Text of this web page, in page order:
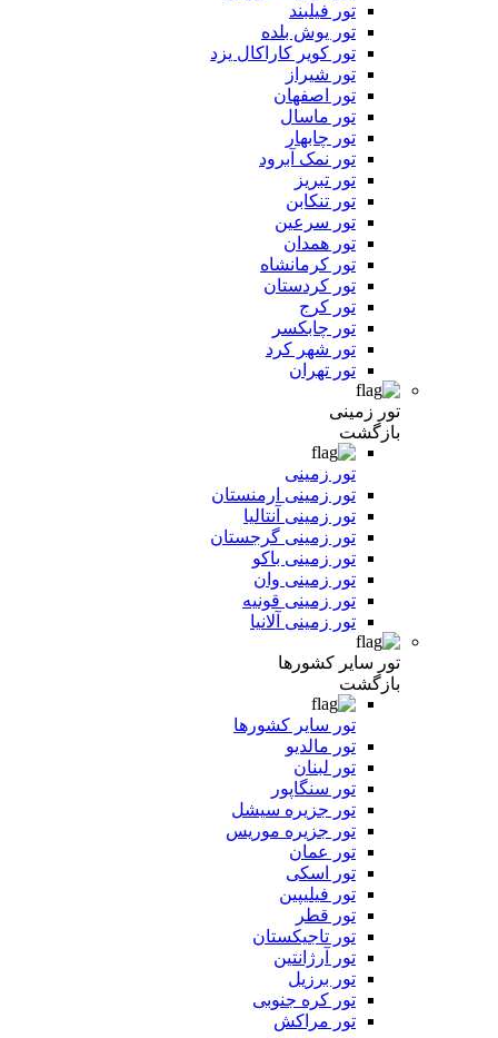
تور فیلبند
تور یوش بلده
تور کویر کاراکال یزد
تور شیراز
تور اصفهان
تور ماسال
تور چابهار
تور نمک آبرود
تور تبریز
تور تنکابن
تور سرعین
تور همدان
تور کرمانشاه
تور کردستان
تور کرج
تور چابکسر
تور شهر کرد
تور تهران
تور زمینی
بازگشت
تور زمینی
تور زمینی ارمنستان
تور زمینی آنتالیا
تور زمینی گرجستان
تور زمینی باکو
تور زمینی وان
تور زمینی قونیه
تور زمینی آلانیا
تور سایر کشورها
بازگشت
تور سایر کشورها
تور مالدیو
تور لبنان
تور سنگاپور
تور جزیره سیشل
تور جزیره موریس
تور عمان
تور اسکی
تور فیلیپین
تور قطر
تور تاجیکستان
تور آرژانتین
تور برزیل
تور کره جنوبی
تور مراکش